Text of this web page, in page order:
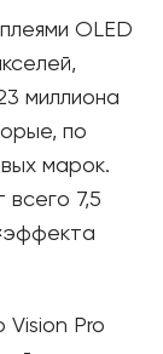
OLED
миллиона
по
марок.
всего 7,5
Vision Pro